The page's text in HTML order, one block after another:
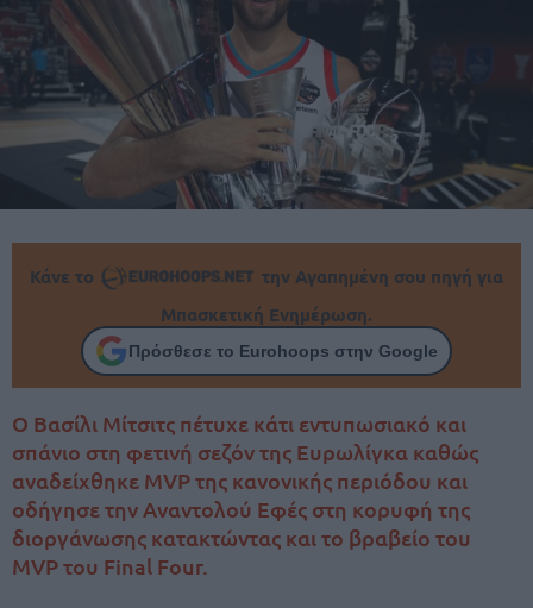
Κάνε το
την Αγαπημένη σου πηγή για
Μπασκετική Ενημέρωση.
Πρόσθεσε το Eurohoops στην Google
Ο Βασίλι Μίτσιτς πέτυχε κάτι εντυπωσιακό και
σπάνιο στη φετινή σεζόν της Ευρωλίγκα καθώς
αναδείχθηκε MVP της κανονικής περιόδου και
οδήγησε την Αναντολού Εφές στη κορυφή της
διοργάνωσης κατακτώντας και το βραβείο του
MVP του Final Four.